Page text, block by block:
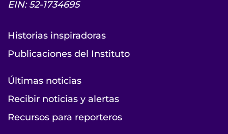
EIN: 52-1734695
Historias inspiradoras
Publicaciones del Instituto
Últimas noticias
Recibir noticias y alertas
Recursos para reporteros